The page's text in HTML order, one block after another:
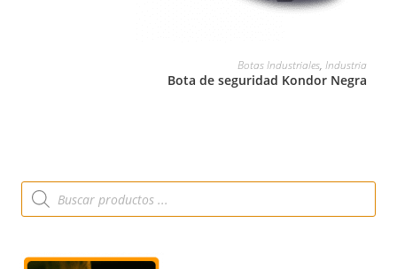
Botas Industriales,Industria
Bota de seguridad Kondor Negra